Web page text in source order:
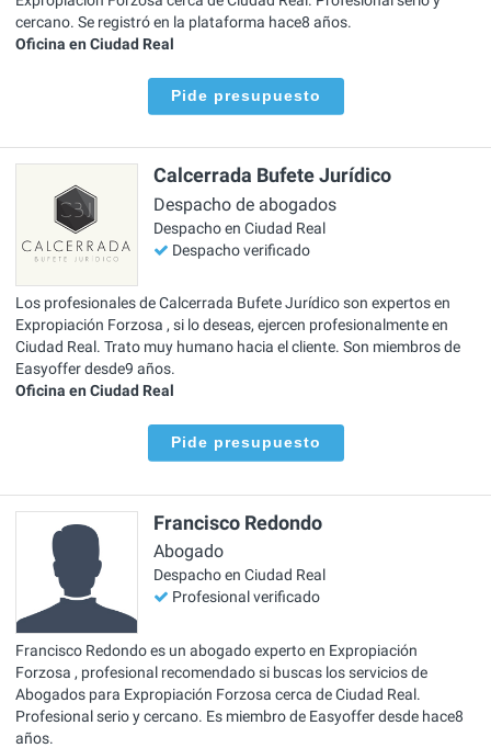
cercano. Se registró en la plataforma hace8 años.
Oficina en Ciudad Real
Pide presupuesto
Calcerrada Bufete Jurídico
Despacho de abogados
Despacho en Ciudad Real
Despacho verificado
Los profesionales de Calcerrada Bufete Jurídico son expertos en
Expropiación Forzosa , si lo deseas, ejercen profesionalmente en
Ciudad Real. Trato muy humano hacia el cliente. Son miembros de
Easyoffer desde9 años.
Oficina en Ciudad Real
Pide presupuesto
Francisco Redondo
Abogado
Despacho en Ciudad Real
Profesional verificado
Francisco Redondo es un abogado experto en Expropiación
Forzosa , profesional recomendado si buscas los servicios de
Abogados para Expropiación Forzosa cerca de Ciudad Real.
Profesional serio y cercano. Es miembro de Easyoffer desde hace8
años.